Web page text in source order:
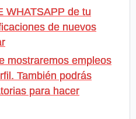
WHATSAPP de tu
de nuevos
mostraremos empleos
También podrás
para hacer